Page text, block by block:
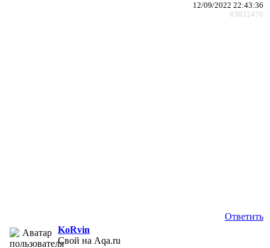
12/09/2022 22:43:36
#3032470
Ответить
KoRvin
Свой на Aqa.ru